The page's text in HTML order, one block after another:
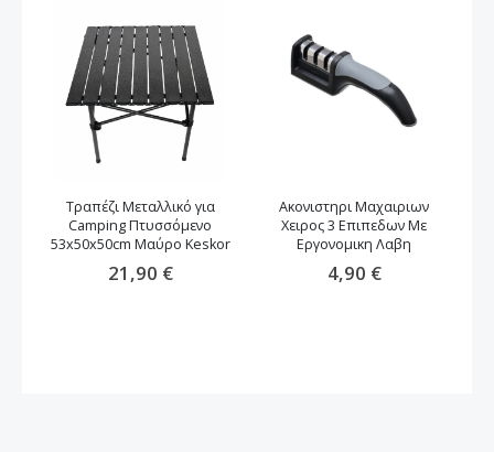
Τραπέζι Μεταλλικό για
Camping Πτυσσόμενο
53x50x50cm Μαύρο Keskor
21,90 €
Ακονιστηρι Μαχαιριων
Χειρος 3 Επιπεδων Με
Εργονομικη Λαβη
4,90 €